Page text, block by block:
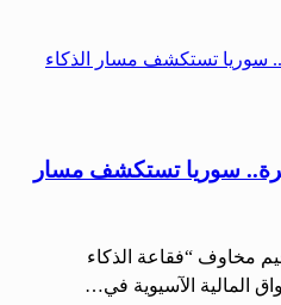
سوريا تستكشف مسار
مخاوف “فقاعة الذكاء
المالية الآسيوية في…